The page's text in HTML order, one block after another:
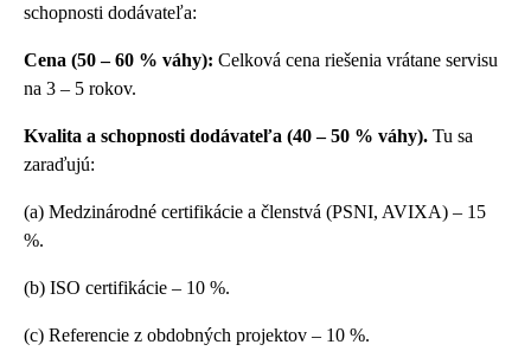
schopnosti dodávateľa:
Cena (50 – 60 % váhy): Celková cena riešenia vrátane servisu
na 3 – 5 rokov.
Kvalita a schopnosti dodávateľa (40 – 50 % váhy). Tu sa
zaraďujú:
(a) Medzinárodné certifikácie a členstvá (PSNI, AVIXA) – 15
%.
(b) ISO certifikácie – 10 %.
(c) Referencie z obdobných projektov – 10 %.